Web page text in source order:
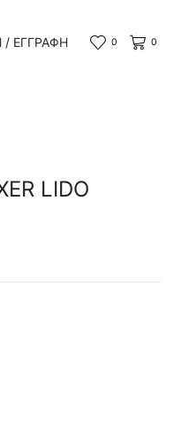
/ ΕΓΓΡΑΦΉ 0 0
LIDO